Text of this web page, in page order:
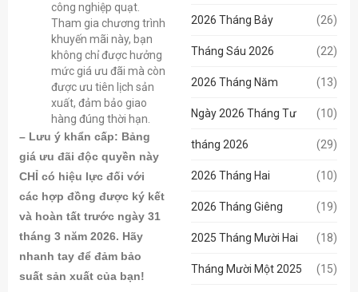
công nghiệp quạt.
Tham gia chương trình
khuyến mãi này, bạn
không chỉ được hưởng
mức giá ưu đãi mà còn
được ưu tiên lịch sản
xuất, đảm bảo giao
hàng đúng thời hạn.
– Lưu ý khẩn cấp: Bảng
giá ưu đãi độc quyền này
CHỈ có hiệu lực đối với
các hợp đồng được ký kết
và hoàn tất trước ngày 31
tháng 3 năm 2026. Hãy
nhanh tay để đảm bảo
suất sản xuất của bạn!
2026 Tháng Bảy (26)
Tháng Sáu 2026 (22)
2026 Tháng Năm (13)
Ngày 2026 Tháng Tư (10)
tháng 2026 (29)
2026 Tháng Hai (10)
2026 Tháng Giêng (19)
2025 Tháng Mười Hai (18)
Tháng Mười Một 2025 (15)